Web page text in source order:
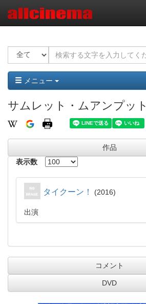
メニュー
サムレット・ムアンプット
作品
表示数
タイクーン！ 2016
出演
コメント
DVD